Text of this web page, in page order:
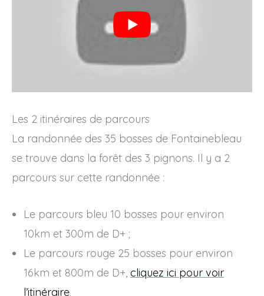
Les 2 itinéraires de parcours
La randonnée des 35 bosses de Fontainebleau
se trouve dans la forêt des 3 pignons. Il y a 2
parcours sur cette randonnée :
Le parcours bleu 10 bosses pour environ
10km et 300m de D+ ;
Le parcours rouge 25 bosses pour environ
16km et 800m de D+, cliquez ici pour voir
l’itinéraire.